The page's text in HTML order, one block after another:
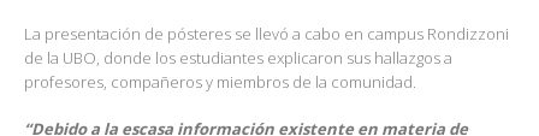
La presentación de pósteres se llevó a cabo en campus Rondizzoni
de la UBO, donde los estudiantes explicaron sus hallazgos a
profesores, compañeros y miembros de la comunidad.
“Debido a la escasa información existente en materia de